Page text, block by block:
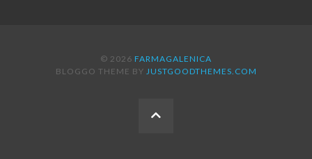
© 2026 FARMAGALENICA
BLOGGO THEME BY JUSTGOODTHEMES.COM
BACK